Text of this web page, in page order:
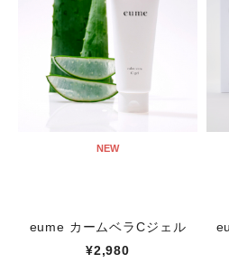
NEW
eume カームベラCジェル
¥2,980